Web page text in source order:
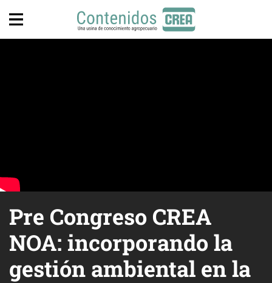
Pre Congreso CREA
NOA: incorporando la
gestión ambiental en la